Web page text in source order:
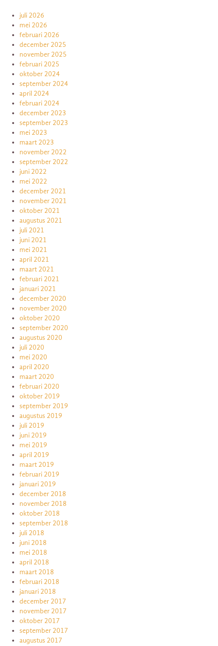
juli 2026
mei 2026
februari 2026
december 2025
november 2025
februari 2025
oktober 2024
september 2024
april 2024
februari 2024
december 2023
september 2023
mei 2023
maart 2023
november 2022
september 2022
juni 2022
mei 2022
december 2021
november 2021
oktober 2021
augustus 2021
juli 2021
juni 2021
mei 2021
april 2021
maart 2021
februari 2021
januari 2021
december 2020
november 2020
oktober 2020
september 2020
augustus 2020
juli 2020
mei 2020
april 2020
maart 2020
februari 2020
oktober 2019
september 2019
augustus 2019
juli 2019
juni 2019
mei 2019
april 2019
maart 2019
februari 2019
januari 2019
december 2018
november 2018
oktober 2018
september 2018
juli 2018
juni 2018
mei 2018
april 2018
maart 2018
februari 2018
januari 2018
december 2017
november 2017
oktober 2017
september 2017
augustus 2017